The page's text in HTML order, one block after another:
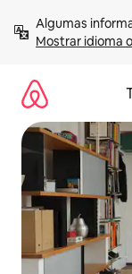
para
Mostrar idioma